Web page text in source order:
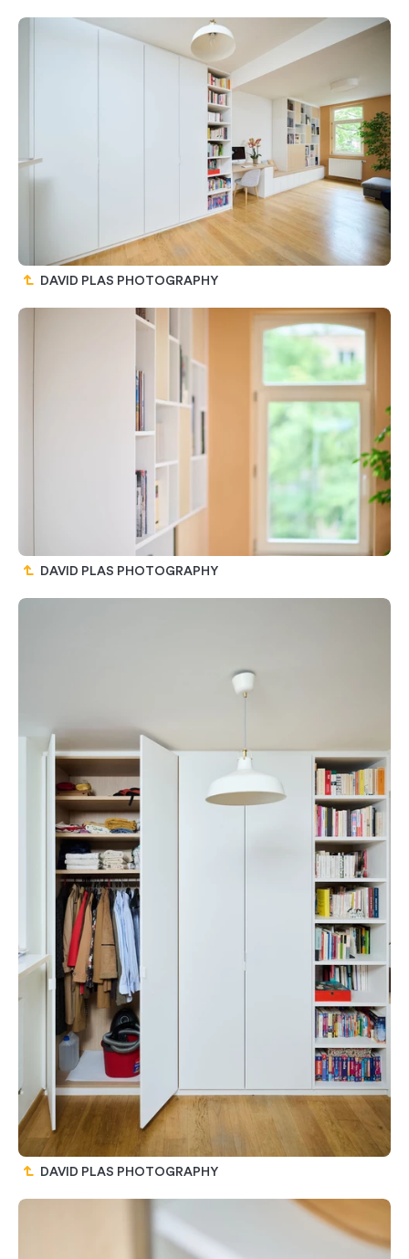
DAVID PLAS PHOTOGRAPHY
DAVID PLAS PHOTOGRAPHY
DAVID PLAS PHOTOGRAPHY